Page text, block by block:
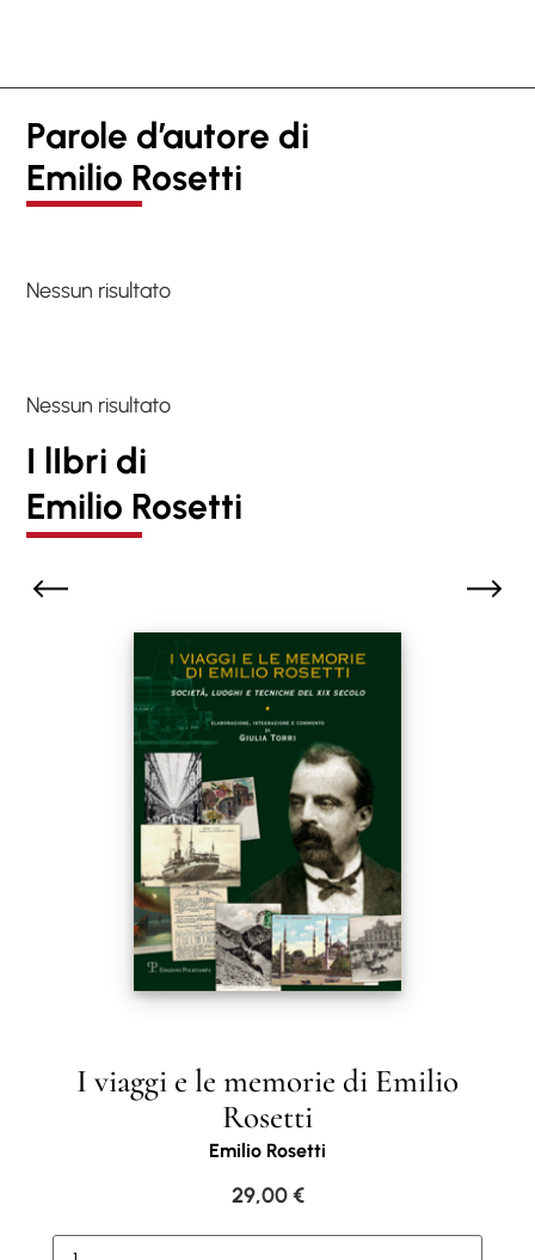
Parole d’autore di
Emilio Rosetti
Nessun risultato
Nessun risultato
I lIbri di
Emilio Rosetti
I viaggi e le memorie di Emilio
Rosetti
Emilio Rosetti
29,00€